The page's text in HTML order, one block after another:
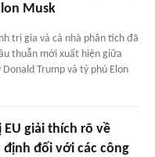
Musk
trị gia và cả nhà phân tích đã
thuẫn mới xuất hiện giữa
Trump và tỷ phú Elon
EU giải thích rõ về
đối với các công